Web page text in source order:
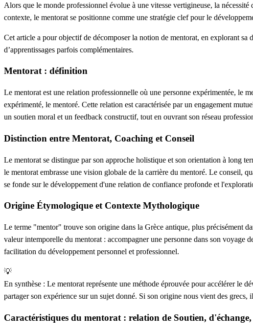
Alors que le monde professionnel évolue à une vitesse vertigineuse, la
contexte, le mentorat se positionne comme une stratégie clef pour le
Cet article a pour objectif de décomposer la notion de mentorat, en explorant sa
d’apprentissages parfois complémentaires.
Mentorat : définition
Le mentorat est une relation professionnelle où une personne expérimentée, le
expérimenté, le mentoré. Cette relation est caractérisée par un engagement
un soutien moral et un feedback constructif, tout en ouvrant son réseau
Distinction entre Mentorat, Coaching et Conseil
Le mentorat se distingue par son approche holistique et son orientation à long
le mentorat embrasse une vision globale de la carrière du mentoré. Le conseil,
se fonde sur le développement d'une relation de confiance profonde et
Origine Étymologique et Contexte Mythologique
Le terme "mentor" trouve son origine dans la Grèce antique, plus précisément
valeur intemporelle du mentorat : accompagner une personne dans son voyage
facilitation du développement personnel et professionnel.
💡
En synthèse : Le mentorat représente une méthode éprouvée pour accélérer le
partager son expérience sur un sujet donné. Si son origine nous vient des
Caractéristiques du mentorat : relation de Soutien,